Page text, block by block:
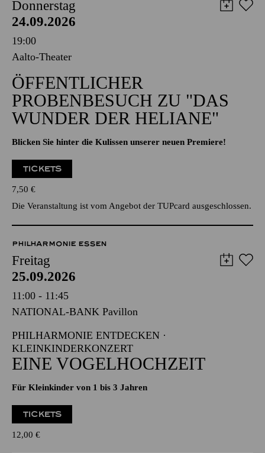
Donnerstag
24.09.2026
19:00
Aalto-Theater
ÖFFENTLICHER
PROBENBESUCH ZU "DAS
WUNDER DER HELIANE"
Blicken Sie hinter die Kulissen unserer neuen Premiere!
TICKETS
7,50 €
Die Veranstaltung ist vom Angebot der TUPcard ausgeschlossen.
PHILHARMONIE ESSEN
Freitag
25.09.2026
11:00 - 11:45
NATIONAL-BANK Pavillon
PHILHARMONIE ENTDECKEN ·
KLEINKINDERKONZERT
EINE VOGELHOCHZEIT
Für Kleinkinder von 1 bis 3 Jahren
TICKETS
12,00 €